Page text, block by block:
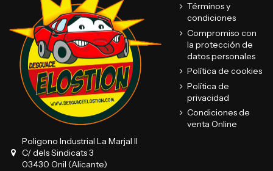
Poligono Industrial La Marjal II
C/ dels Sindicats 3
03430 Onil (Alicante)
Términos y
condiciones
Compromiso con
la protección de
datos personales
Política de cookies
Política de
privacidad
Condiciones de
venta Online